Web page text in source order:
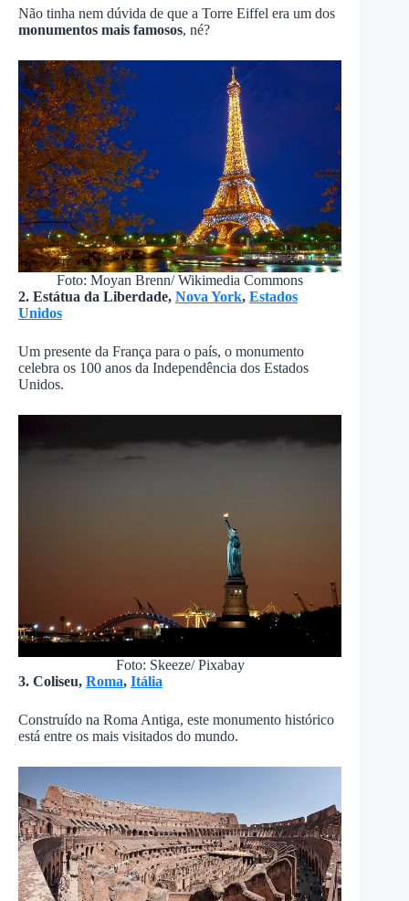
Não tinha nem dúvida de que a Torre Eiffel era um dos
monumentos mais famosos, né?
Foto: Moyan Brenn/ Wikimedia Commons
2. Estátua da Liberdade, Nova York, Estados
Unidos
Um presente da França para o país, o monumento
celebra os 100 anos da Independência dos Estados
Unidos.
Foto: Skeeze/ Pixabay
3. Coliseu, Roma, Itália
Construído na Roma Antiga, este monumento histórico
está entre os mais visitados do mundo.